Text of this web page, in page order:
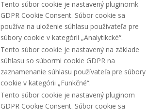
Tento súbor cookie je nastavený pluginomk
GDPR Cookie Consent. Súbor cookie sa
používa na uloženie súhlasu používateľa pre
súbory cookie v kategórii „Analytikcké“.
Tento súbor cookie je nastavený na základe
súhlasu so súbormi cookie GDPR na
zaznamenanie súhlasu používateľa pre súbory
cookie v kategórii „Funkčné“.
Tento súbor cookie je nastavený pluginom
GDPR Cookie Consent. Súbor cookie sa